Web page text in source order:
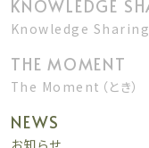
Knowledge Sharing
The Moment（とき）
お知らせ